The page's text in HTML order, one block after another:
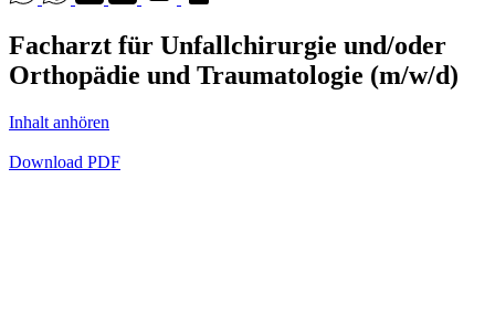
Facharzt für Unfallchirurgie und/oder
Orthopädie und Traumatologie (m/w/d)
Inhalt anhören
Download PDF